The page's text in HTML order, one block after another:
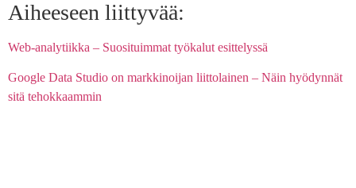
Aiheeseen liittyvää:
Web-analytiikka – Suosituimmat työkalut esittelyssä
Google Data Studio on markkinoijan liittolainen – Näin hyödynnät
sitä tehokkaammin